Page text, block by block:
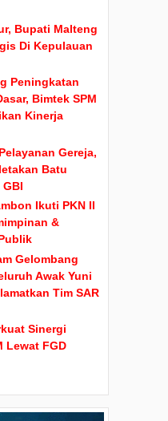
Bupati Malteng
Di Kepulauan
Peningkatan
Bimtek SPM
Kinerja
Gereja,
Batu
GBI
Ikuti PKN II
&
Gelombang
Awak Yuni
Tim SAR
Sinergi
Lewat FGD